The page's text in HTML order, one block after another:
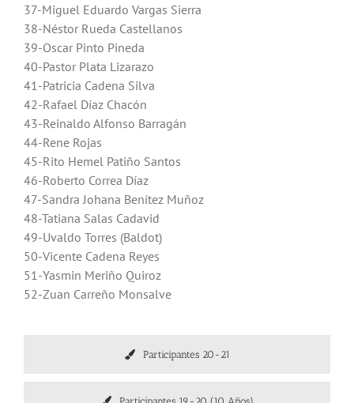
37-Miguel Eduardo Vargas Sierra
38-Néstor Rueda Castellanos
39-Oscar Pinto Pineda
40-Pastor Plata Lizarazo
41-Patricia Cadena Silva
42-Rafael Díaz Chacón
43-Reinaldo Alfonso Barragán
44-Rene Rojas
45-Rito Hemel Patiño Santos
46-Roberto Correa Díaz
47-Sandra Johana Benítez Muñoz
48-Tatiana Salas Cadavid
49-Uvaldo Torres (Baldot)
50-Vicente Cadena Reyes
51-Yasmin Meriño Quiroz
52-Zuan Carreño Monsalve
Participantes 20-21